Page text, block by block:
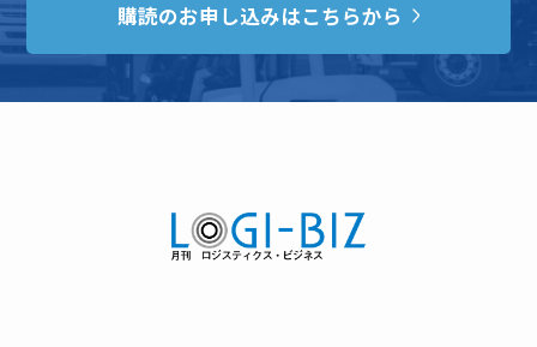
購読のお申し込みはこちらから